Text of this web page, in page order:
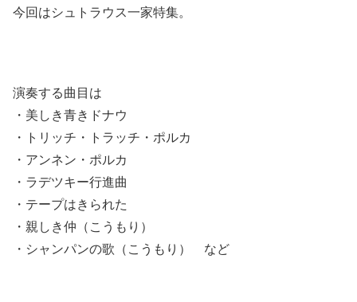
今回はシュトラウス一家特集。
演奏する曲目は
・美しき青きドナウ
・トリッチ・トラッチ・ポルカ
・アンネン・ポルカ
・ラデツキー行進曲
・テープはきられた
・親しき仲（こうもり）
・シャンパンの歌（こうもり） など